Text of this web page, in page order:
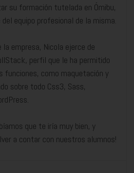
su formación tutelada en Ómibu,
equipo profesional de la misma.
la empresa, Nicola ejerce de
perfil que le ha permitido
funciones, como maquetación y
sobre todo Css3, Sass,
que te iría muy bien, y
a contar con nuestros alumnos!